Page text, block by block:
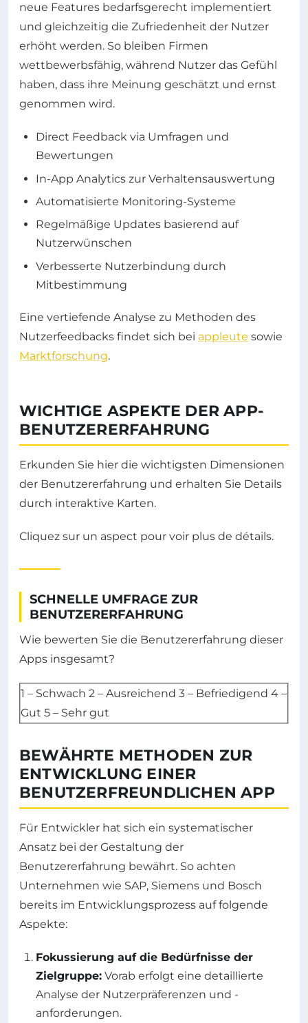
neue Features bedarfsgerecht implementiert
und gleichzeitig die Zufriedenheit der Nutzer
erhöht werden. So bleiben Firmen
wettbewerbsfähig, während Nutzer das Gefühl
haben, dass ihre Meinung geschätzt und ernst
genommen wird.
Direct Feedback via Umfragen und
Bewertungen
In-App Analytics zur Verhaltensauswertung
Automatisierte Monitoring-Systeme
Regelmäßige Updates basierend auf
Nutzerwünschen
Verbesserte Nutzerbindung durch
Mitbestimmung
Eine vertiefende Analyse zu Methoden des
Nutzerfeedbacks findet sich bei appleute sowie
Marktforschung.
WICHTIGE ASPEKTE DER APP-
BENUTZERERFAHRUNG
Erkunden Sie hier die wichtigsten Dimensionen
der Benutzererfahrung und erhalten Sie Details
durch interaktive Karten.
Cliquez sur un aspect pour voir plus de détails.
SCHNELLE UMFRAGE ZUR
BENUTZERERFAHRUNG
Wie bewerten Sie die Benutzererfahrung dieser
Apps insgesamt?
Bewertung auswählen
1 – Schwach 2 – Ausreichend 3 – Befriedigend 4 –
Gut 5 – Sehr gut
BEWÄHRTE METHODEN ZUR
ENTWICKLUNG EINER
BENUTZERFREUNDLICHEN APP
Für Entwickler hat sich ein systematischer
Ansatz bei der Gestaltung der
Benutzererfahrung bewährt. So achten
Unternehmen wie SAP, Siemens und Bosch
bereits im Entwicklungsprozess auf folgende
Aspekte:
Fokussierung auf die Bedürfnisse der
Zielgruppe: Vorab erfolgt eine detaillierte
Analyse der Nutzerpräferenzen und -
anforderungen.